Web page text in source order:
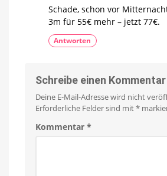
Schade, schon vor
3m für 55€ mehr – jetzt 77€.
Antworten
Schreibe einen Kommentar
Deine E-Mail-Adresse wird nicht
Erforderliche Felder sind mit*
Kommentar *